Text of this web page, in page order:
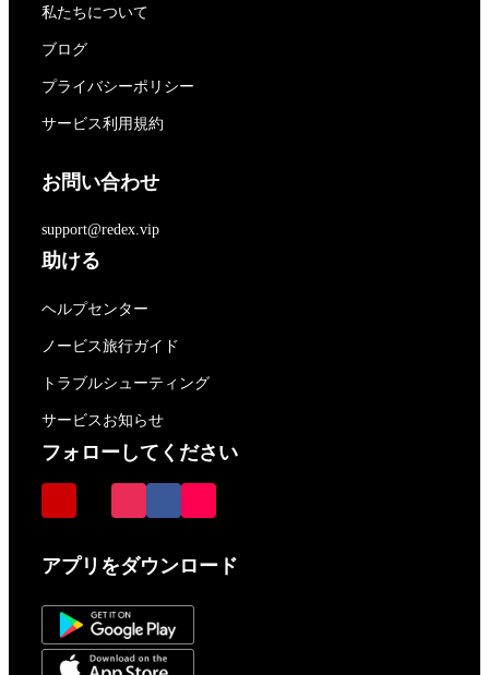
私たちについて
ブログ
プライバシーポリシー
サービス利用規約
お問い合わせ
support@redex.vip
助ける
ヘルプセンター
ノービス旅行ガイド
トラブルシューティング
サービスお知らせ
フォローしてください
アプリをダウンロード